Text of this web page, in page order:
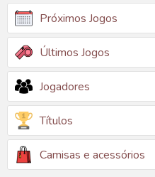
Próximos Jogos
Últimos Jogos
Jogadores
Títulos
Camisas e acessórios